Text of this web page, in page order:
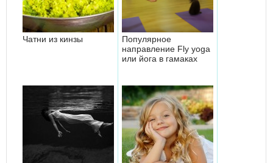
Чатни из кинзы
Популярное
направление Fly yoga
или йога в гамаках